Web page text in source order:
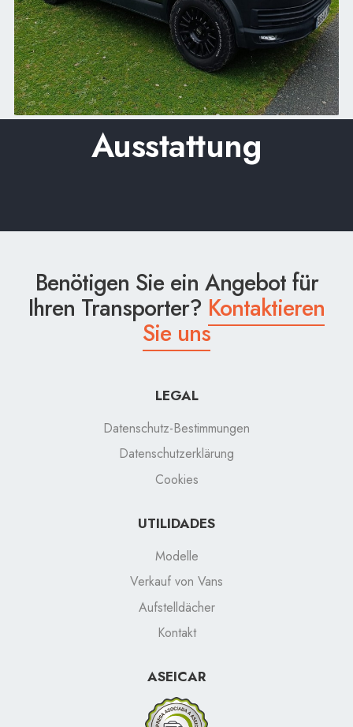
Ausstattung
Benötigen Sie ein Angebot für
Ihren Transporter? Kontaktieren
Sie uns
LEGAL
Datenschutz-Bestimmungen
Datenschutzerklärung
Cookies
UTILIDADES
Modelle
Verkauf von Vans
Aufstelldächer
Kontakt
ASEICAR